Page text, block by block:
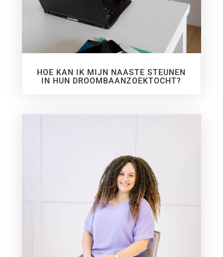
HOE KAN IK MIJN NAASTE STEUNEN
IN HUN DROOMBAANZOEKTOCHT?